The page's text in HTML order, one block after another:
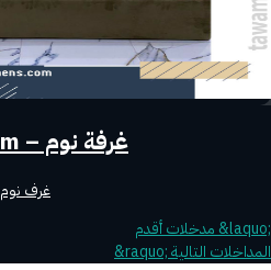
غرفة نوم – Bedroom
غرف نوم
المداخلات التالية ‪&‬r‪aquo;‬